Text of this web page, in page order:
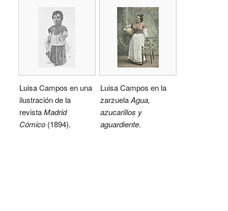
Luisa Campos en una
ilustración de la
revistaMadrid
Cómico (1894).
Luisa Campos en la
zarzuelaAgua,
azucarillos y
aguardiente.